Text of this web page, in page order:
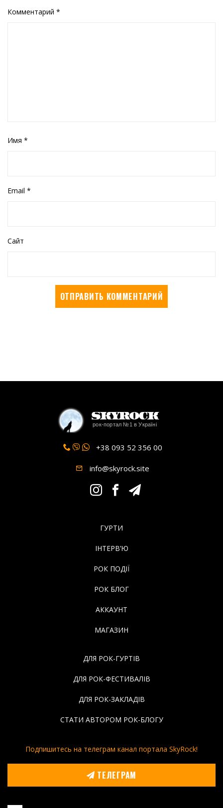
Комментарий *
Имя *
Email *
Сайт
SkyRock
рок-портал №1 в Україні
+38 093 52 356 00
info@skyrock.site
ГУРТИ
ІНТЕРВ’Ю
РОК ПОДІЇ
РОК БЛОГ
АККАУНТ
МАГАЗИН
ДЛЯ РОК-ГУРТІВ
ДЛЯ РОК-ФЕСТИВАЛІВ
ДЛЯ РОК-ЗАКЛАДІВ
СТАТИ АВТОРОМ РОК-БЛОГУ
Подпишитесь на телеграм канал портала SkyRock!
ТЕЛЕГРАМ